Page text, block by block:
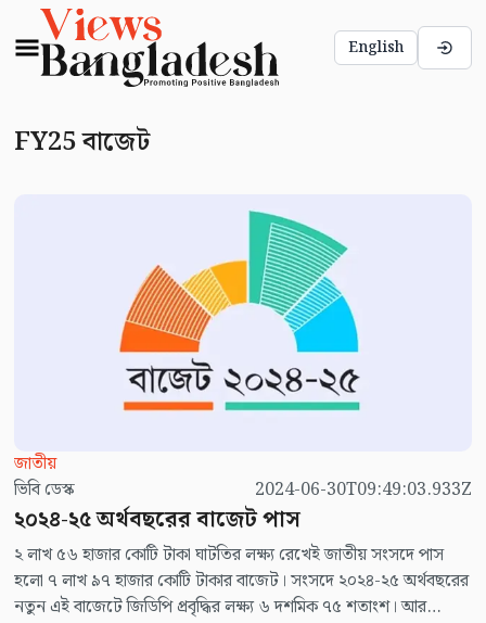
English
FY25 বাজেট
জাতীয়
ভিবি ডেস্ক
2024-06-30T09:49:03.933Z
২০২৪-২৫ অর্থবছরের বাজেট পাস
২ লাখ ৫৬ হাজার কোটি টাকা ঘাটতির লক্ষ্য রেখেই জাতীয় সংসদে পাস
হলো ৭ লাখ ৯৭ হাজার কোটি টাকার বাজেট। সংসদে ২০২৪-২৫ অর্থবছরের
নতুন এই বাজেটে জিডিপি প্রবৃদ্ধির লক্ষ্য ৬ দশমিক ৭৫ শতাংশ। আর